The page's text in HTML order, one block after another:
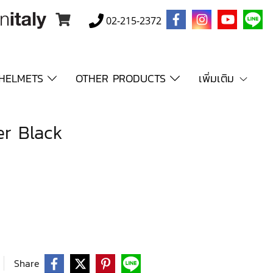
02-215-2372
OTHER PRODUCTS เพิ่มเติม
Black
Share